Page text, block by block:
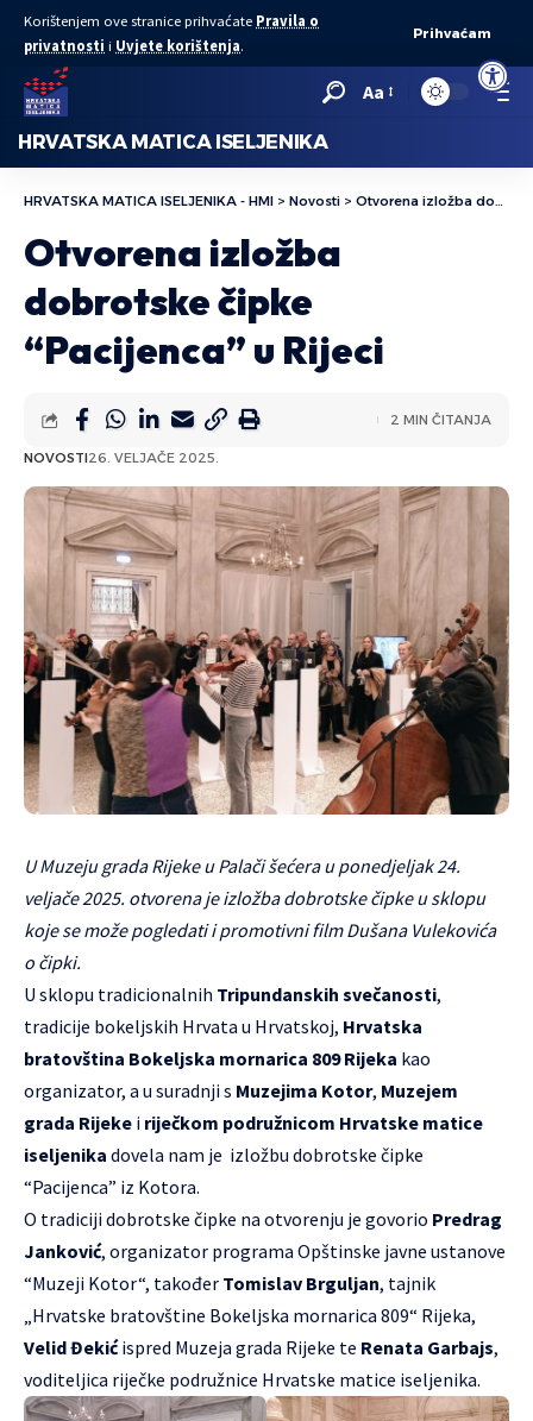
Open
Korištenjem ove stranice prihvaćate Pravila o
privatnosti i Uvjete korištenja.
Prihvaćam
Aa
HRVATSKA MATICA ISELJENIKA
HRVATSKA MATICA ISELJENIKA - HMI > Novosti > Otvorena izložba dobrotske čipke “Pacijenca” u Rijeci
Otvorena izložba
dobrotske čipke
“Pacijenca” u Rijeci
NOVOSTI26. VELJAČE 2025.
2 MIN ČITANJA
U Muzeju grada Rijeke u Palači šećera u ponedjeljak 24.
veljače 2025. otvorena je izložba dobrotske čipke u sklopu
koje se može pogledati i promotivni film Dušana Vulekovića
o čipki.
U sklopu tradicionalnih Tripundanskih svečanosti,
tradicije bokeljskih Hrvata u Hrvatskoj, Hrvatska
bratovština Bokeljska mornarica 809 Rijeka kao
organizator, a u suradnji s Muzejima Kotor, Muzejem
grada Rijeke i riječkom podružnicom Hrvatske matice
iseljenika dovela nam je izložbu dobrotske čipke
“Pacijenca” iz Kotora.
O tradiciji dobrotske čipke na otvorenju je govorio Predrag
Janković, organizator programa Opštinske javne ustanove
“Muzeji Kotor“, također Tomislav Brguljan, tajnik
„Hrvatske bratovštine Bokeljska mornarica 809“ Rijeka,
Velid Đekićispred Muzeja grada Rijeke te Renata Garbajs,
voditeljica riječke podružnice Hrvatske matice iseljenika.